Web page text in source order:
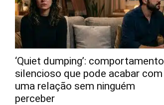
‘Quiet dumping’: comportamento
silencioso que pode acabar com
uma relação sem ninguém
perceber